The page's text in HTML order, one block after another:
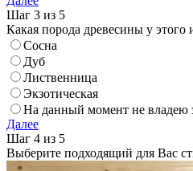
Шаг 3 из 5
Какая порода древесины у этого
Сосна
Дуб
Лиственница
Экзотическая
На данный момент не владею
Далее
Шаг 4 из 5
Выберите подходящий для Вас